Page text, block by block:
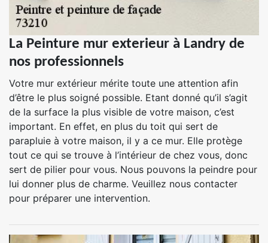
La Peinture mur exterieur à Landry de
nos professionnels
Votre mur extérieur mérite toute une attention afin
d’être le plus soigné possible. Etant donné qu’il s’agit
de la surface la plus visible de votre maison, c’est
important. En effet, en plus du toit qui sert de
parapluie à votre maison, il y a ce mur. Elle protège
tout ce qui se trouve à l’intérieur de chez vous, donc
sert de pilier pour vous. Nous pouvons la peindre pour
lui donner plus de charme. Veuillez nous contacter
pour préparer une intervention.